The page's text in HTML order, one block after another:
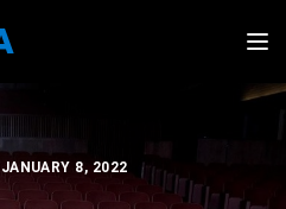
JANUARY 8, 2022